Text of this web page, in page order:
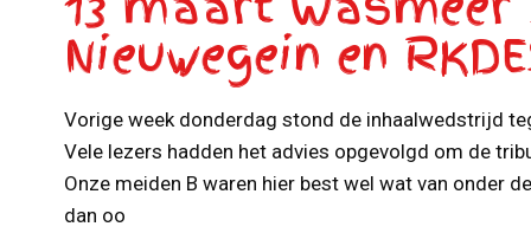
Nieuwegein en
Vorige week donderdag stond de inhaalwedstrijd
Vele lezers hadden het advies opgevolgd om de
Onze meiden B waren hier best wel wat van onder
dan oo